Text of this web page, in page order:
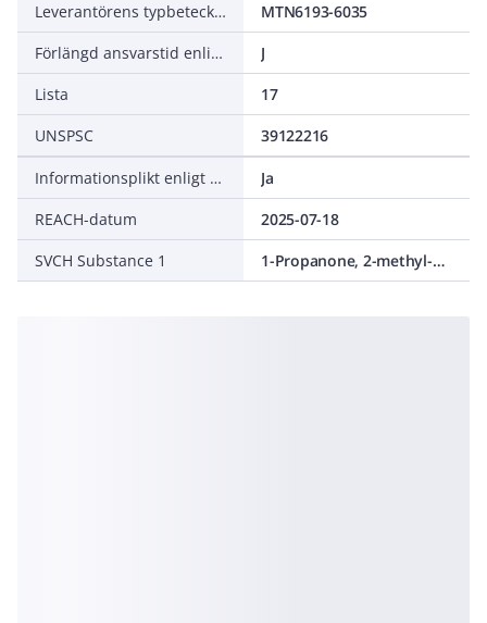
Leverantörens typbeteckning
MTN6193-6035
Förlängd ansvarstid enligt ALEM-09
J
Lista
17
UNSPSC
39122216
Informationsplikt enligt REACH
Ja
REACH-datum
2025-07-18
SVCH Substance 1
1-Propanone, 2-methyl-1-[(4-methylthio)phenyl]-2-(4-morpholinyl)-